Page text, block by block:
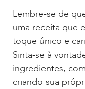
Lembre-se de
uma receita que
toque único e
Sinta-se à
ingredientes,
criando sua